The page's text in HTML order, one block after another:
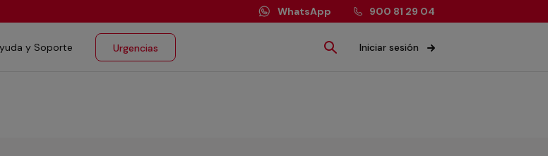
WhatsApp 900 81 29 04
y Soporte Urgencias Iniciar sesión